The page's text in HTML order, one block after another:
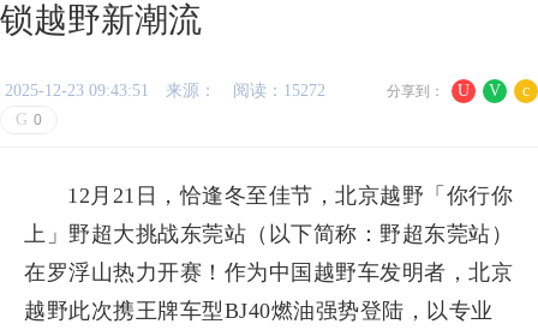
锁越野新潮流
U V c
分享到：
2025-12-23 09:43:51 来源：
阅读：15272
G 0
12月21日，恰逢冬至佳节，北京越野「你行你
上」野超大挑战东莞站（以下简称：野超东莞站）
在罗浮山热力开赛！作为中国越野车发明者，北京
越野此次携王牌车型BJ40燃油强势登陆，以专业